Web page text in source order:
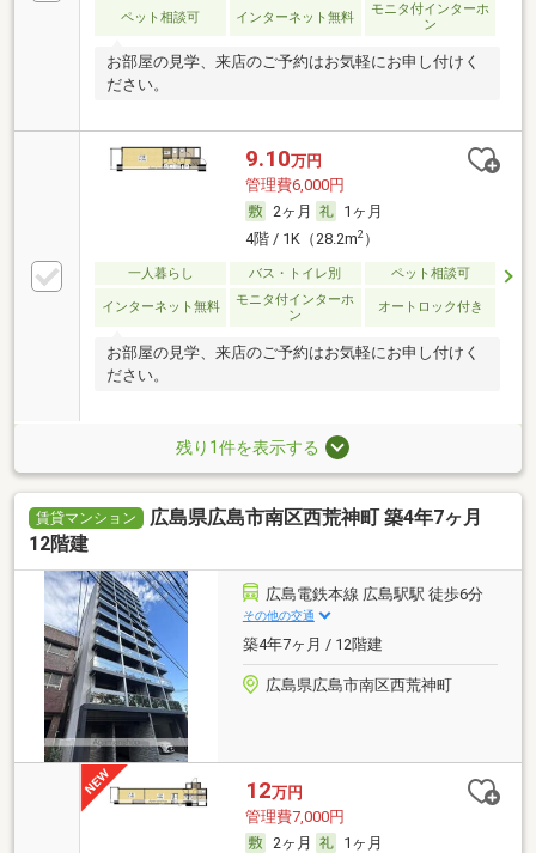
ペット相談可 インターネット無料
モニタ付インターホ
ン
お部屋の見学、来店のご予約はお気軽にお申し付けく
ださい。
9.10万円
管理費6,000円
2ヶ月
1ヶ月
4階 / 1K（28.2m2）
一人暮らし バス・トイレ別 ペット相談可
インターネット無料
モニタ付インターホ
ン
オートロック付き
お部屋の見学、来店のご予約はお気軽にお申し付けく
ださい。
残り1件を表示する
賃貸マンション
広島県広島市南区西荒神町 築4年7ヶ月
12階建
広島電鉄本線 広島駅駅 徒歩6分
その他の交通
築4年7ヶ月 / 12階建
広島県広島市南区西荒神町
12万円
管理費7,000円
2ヶ月
1ヶ月